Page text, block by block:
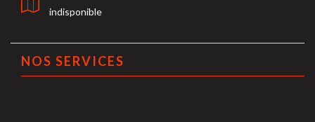
indisponible
NOS SERVICES